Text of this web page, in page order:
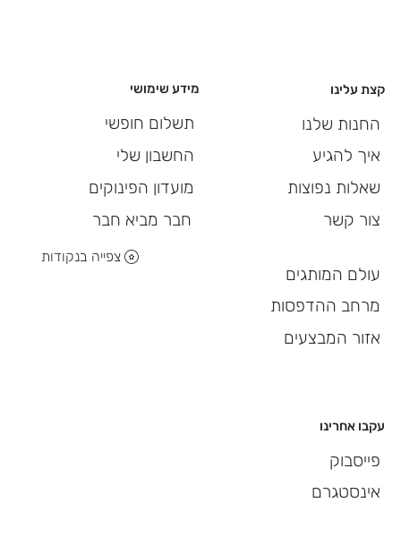
מידע שימושי
תשלום חופשי
החשבון שלי
מועדון הפינוקים
חבר מביא חבר
צפייה בנקודות
עקבו אחרינו
פייסבוק
אינסטגרם
קצת עלינו
החנות שלנו
איך להגיע
שאלות נפוצות
צור קשר
עולם המותגים
מרחב ההדפסות
אזור המבצעים